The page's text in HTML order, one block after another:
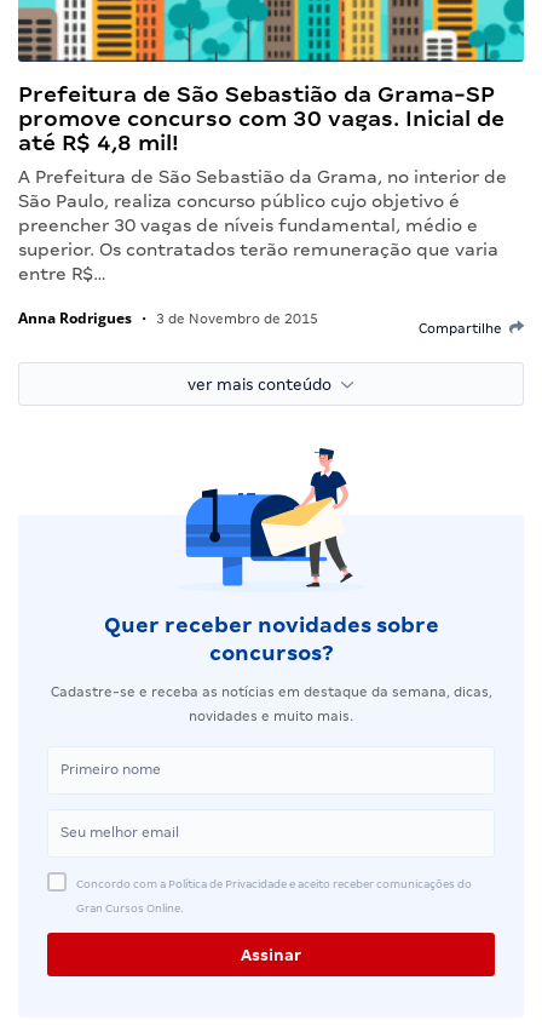
Prefeitura de São Sebastião da Grama-SP
promove concurso com 30 vagas. Inicial de
até R$ 4,8 mil!
A Prefeitura de São Sebastião da Grama, no interior de
São Paulo, realiza concurso público cujo objetivo é
preencher 30 vagas de níveis fundamental, médio e
superior. Os contratados terão remuneração que varia
entre R$…
Anna Rodrigues • 3 de Novembro de 2015
Compartilhe
ver mais conteúdo
Quer receber novidades sobre
concursos?
Cadastre-se e receba as notícias em destaque da semana, dicas,
novidades e muito mais.
Concordo com a Política de Privacidade e aceito receber comunicações do
Gran Cursos Online.